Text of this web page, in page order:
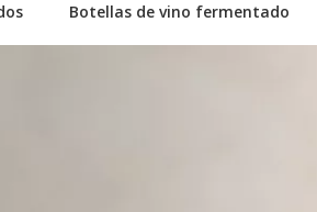
Botellas de vino fermentado